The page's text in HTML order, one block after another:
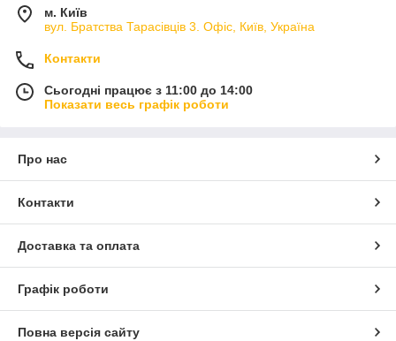
м. Київ
вул. Братства Тарасівців 3. Офіс, Київ, Україна
Контакти
Сьогодні працює з 11:00 до 14:00
Показати весь графік роботи
Про нас
Контакти
Доставка та оплата
Графік роботи
Повна версія сайту